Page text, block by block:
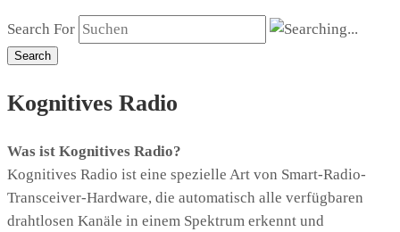
Search For
Search
Kognitives Radio
Was ist Kognitives Radio?
Kognitives Radio ist eine spezielle Art von Smart-Radio-
Transceiver-Hardware, die automatisch alle verfügbaren
drahtlosen Kanäle in einem Spektrum erkennt und